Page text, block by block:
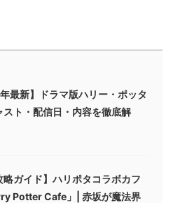
最新】ドラマ版ハリー・ポッタ
スト・配信日・内容を徹底解
略ガイド】ハリポタコラボカフ
Potter Cafe」| 赤坂が魔法界